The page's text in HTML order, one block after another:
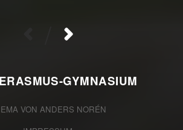
ERASMUS-GYMNASIUM
VON ANDERS NORÉN